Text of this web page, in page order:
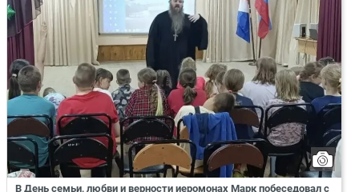
В День семьи, любви и верности иеромонах Марк побеседовал с